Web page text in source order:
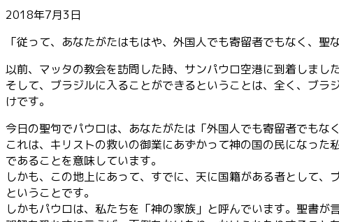
2018年7月3日
「従って、あなたがたはもはや、外国人でも寄留者でもなく、聖
以前、マッタの教会を訪問した時、サンパウロ空港に到着しまし
そして、ブラジルに入ることができるということは、全く、ブラ
けです。
今日の聖句でパウロは、あなたがたは「外国人でも寄留者でもなく
これは、キリストの救いの御業にあずかって神の国の民になった
であることを意味しています。
しかも、この地上にあって、すでに、天に国籍がある者として、
ということです。
しかもパウロは、私たちを「神の家族」と呼んでいます。聖書が